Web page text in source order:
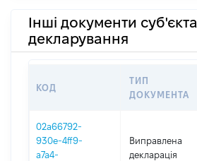
Інші документи суб'єкта
декларування
КОД
ТИП
ДОКУМЕНТА
02a66792-
930e-4ff9-
a7a4-
Виправлена
декларація